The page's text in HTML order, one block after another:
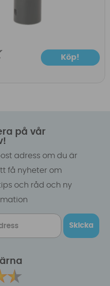
Köp!
på vår
adress om du är
få nyheter om
och råd och ny
Skicka